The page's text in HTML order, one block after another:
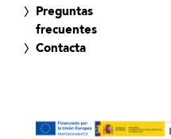
Preguntas
frecuentes
Contacta